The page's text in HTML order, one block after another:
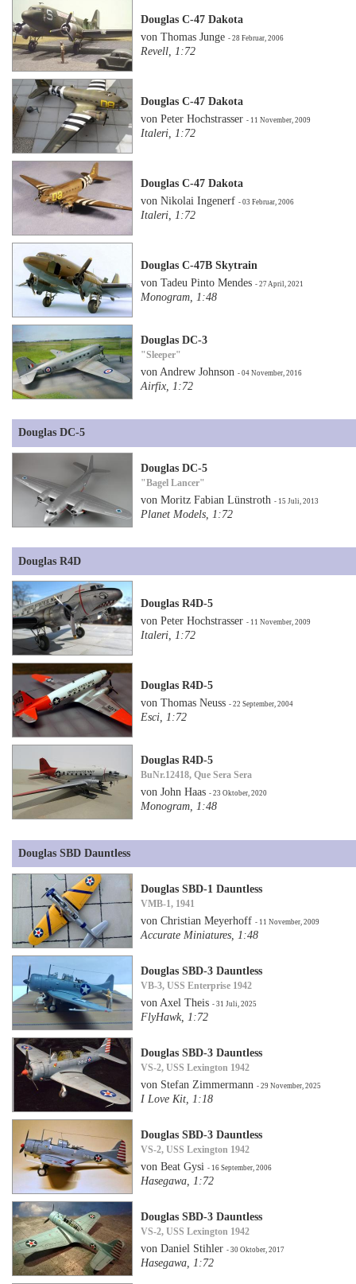
Douglas C-47 Dakota
von Thomas Junge- 28 Februar, 2006
Revell, 1:72
Douglas C-47 Dakota
von Peter Hochstrasser- 11 November, 2009
Italeri, 1:72
Douglas C-47 Dakota
von Nikolai Ingenerf- 03 Februar, 2006
Italeri, 1:72
Douglas C-47B Skytrain
von Tadeu Pinto Mendes- 27 April, 2021
Monogram, 1:48
Douglas DC-3
"Sleeper"
von Andrew Johnson- 04 November, 2016
Airfix, 1:72
Douglas DC-5
Douglas DC-5
"Bagel Lancer"
von Moritz Fabian Lünstroth- 15 Juli, 2013
Planet Models, 1:72
Douglas R4D
Douglas R4D-5
von Peter Hochstrasser- 11 November, 2009
Italeri, 1:72
Douglas R4D-5
von Thomas Neuss- 22 September, 2004
Esci, 1:72
Douglas R4D-5
BuNr.12418, Que Sera Sera
von John Haas- 23 Oktober, 2020
Monogram, 1:48
Douglas SBD Dauntless
Douglas SBD-1 Dauntless
VMB-1, 1941
von Christian Meyerhoff- 11 November, 2009
Accurate Miniatures, 1:48
Douglas SBD-3 Dauntless
VB-3, USS Enterprise 1942
von Axel Theis- 31 Juli, 2025
FlyHawk, 1:72
Douglas SBD-3 Dauntless
VS-2, USS Lexington 1942
von Stefan Zimmermann- 29 November, 2025
I Love Kit, 1:18
Douglas SBD-3 Dauntless
VS-2, USS Lexington 1942
von Beat Gysi- 16 September, 2006
Hasegawa, 1:72
Douglas SBD-3 Dauntless
VS-2, USS Lexington 1942
von Daniel Stihler- 30 Oktober, 2017
Hasegawa, 1:72